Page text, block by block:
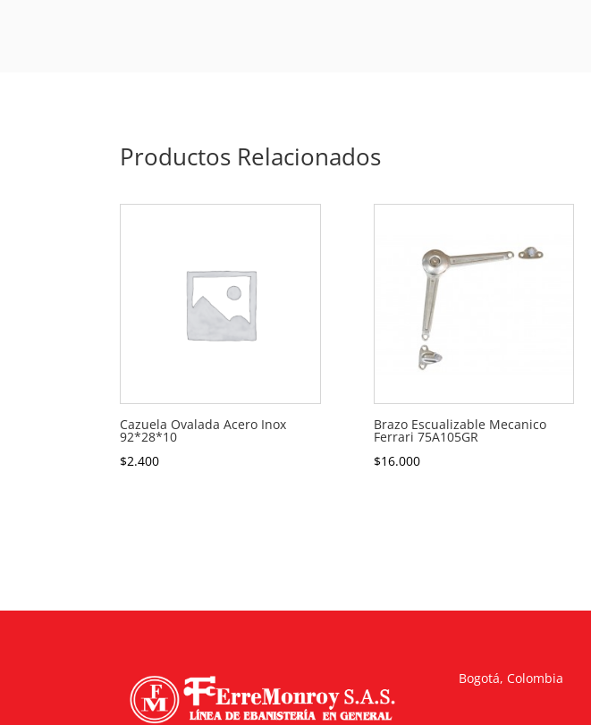
Productos Relacionados
Cazuela Ovalada Acero Inox
92*28*10
$2.400
Brazo Escualizable Mecanico
Ferrari 75A105GR
$16.000
Bogotá, Colombia